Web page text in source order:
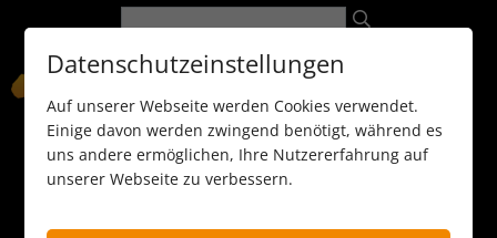
089 / 8 11 90 15
Datenschutzeinstellungen
Auf unserer Webseite werden Cookies verwendet.
Einige davon werden zwingend benötigt, während es
uns andere ermöglichen, Ihre Nutzererfahrung auf
unserer Webseite zu verbessern.